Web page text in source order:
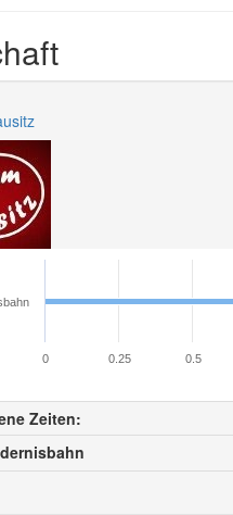
0 0.25 0.5
Zeiten: